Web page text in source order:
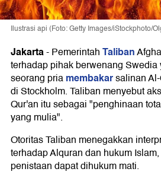
Ilustrasi api (Foto: Getty Images/iStockphoto/
Jakarta-PemerintahTaliban
terhadap pihak berwenang
seorang priamembakarsalinan
di Stockholm. Taliban menyebut
Qur'an itu sebagai "penghinaan
yang mulia".
Otoritas Taliban menegakkan
terhadap Alquran dan hukum
penistaan dapat dihukum mati.